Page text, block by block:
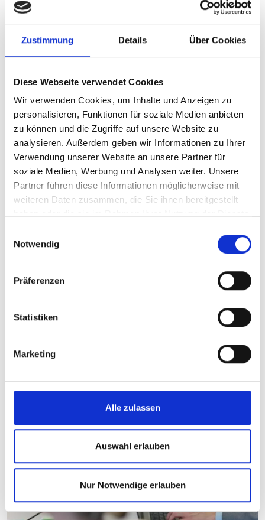
Zustimmung Details Über Cookies
Diese Webseite verwendet Cookies
Wir verwenden Cookies, um Inhalte und Anzeigen zu
personalisieren, Funktionen für soziale Medien anbieten
zu können und die Zugriffe auf unsere Website zu
analysieren. Außerdem geben wir Informationen zu Ihrer
Verwendung unserer Website an unsere Partner für
soziale Medien, Werbung und Analysen weiter. Unsere
Partner führen diese Informationen möglicherweise mit
weiteren Daten zusammen, die Sie ihnen bereitgestellt
Notwendig
Präferenzen
Statistiken
Marketing
Alle zulassen
Auswahl erlauben
Nur Notwendige erlauben
28.08.2026 +
ForumGWP die typologienbasierte Risikoanalyse
Geldwäsche‑ und Betrugsprävention effizient
unterstützt. Lernen Sie eine Anwendung kennen, mit
Risikoanalysen revisionssicher, strukturiert und ohne
Medienbrüche dokumentiert werden können.
Zum Event